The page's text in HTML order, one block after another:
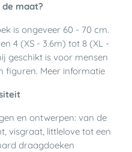
de maat?
is ongeveer 60 - 70 cm.
4 (XS - 3.6m) tot 8 (XL -
geschikt is voor mensen
figuren. Meer informatie
en ontwerpen: van de
visgraat, littlelove tot een
draagdoeken